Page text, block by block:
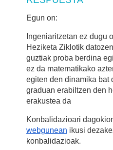
Egun on:
Ingeniaritzetan ez dugu
Heziketa Ziklotik
guztiak proba berdina
ez da matematikako
egiten den dinamika bat
graduan erabiltzen den
erakustea da
Konbalidazioari
webgunean ikusi
konbalidazioak.